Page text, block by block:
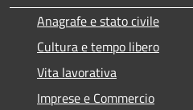
Anagrafe e stato civile
Cultura e tempo libero
Vita lavorativa
Imprese e Commercio